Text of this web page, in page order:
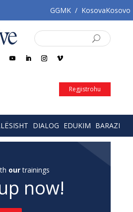
GGMK / KosovaKosovo
Regjistrohu
DIALOG EDUKIM BARAZI
ourtrainings
now!